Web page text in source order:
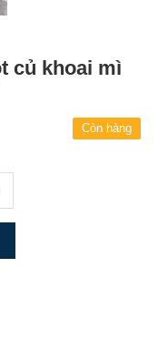
củ khoai mì
Còn hàng